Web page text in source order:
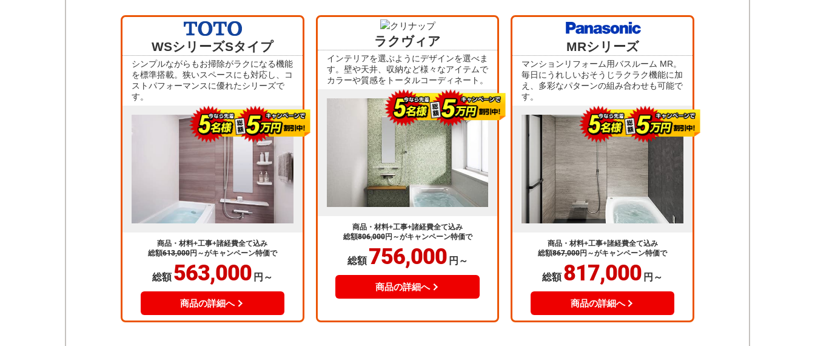
WSシリーズSタイプ
シンプルながらもお掃除がラクになる機能
を標準搭載。狭いスペースにも対応し、コ
ストパフォーマンスに優れたシリーズで
す。
商品・材料+工事+諸経費全て込み
総額613,000円～がキャンペーン特価で
総額 563,000 円～
商品の詳細へ
ラクヴィア
インテリアを選ぶようにデザインを選べま
す。壁や天井、収納など様々なアイテムで
カラーや質感をトータルコーディネート。
商品・材料+工事+諸経費全て込み
総額806,000円～がキャンペーン特価で
総額 756,000 円～
商品の詳細へ
MRシリーズ
マンションリフォーム用バスルーム MR。
毎日にうれしいおそうじラクラク機能に加
え、多彩なパターンの組み合わせも可能で
す。
商品・材料+工事+諸経費全て込み
総額867,000円～がキャンペーン特価で
総額 817,000 円～
商品の詳細へ